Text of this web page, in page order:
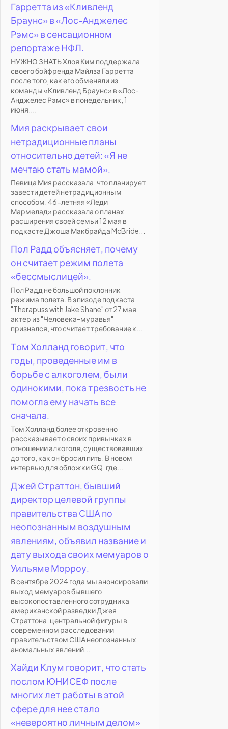
Гарретта из «Кливленд
Браунс» в «Лос-Анджелес
Рэмс» в сенсационном
репортаже НФЛ.
НУЖНО ЗНАТЬ Хлоя Ким поддержала
своего бойфренда Майлза Гарретта
после того, как его обменяли из
команды «Кливленд Браунс» в «Лос-
Анджелес Рэмс» в понедельник, 1
июня....
Мия раскрывает свои
нетрадиционные планы
относительно детей: «Я не
мечтаю стать мамой».
Певица Мия рассказала, что планирует
завести детей нетрадиционным
способом. 46-летняя «Леди
Мармелад» рассказала о планах
расширения своей семьи 12 мая в
подкасте Джоша Макбрайда McBride...
Пол Радд объясняет, почему
он считает режим полета
«бессмыслицей».
Пол Радд не большой поклонник
режима полета. В эпизоде подкаста
"Therapuss with Jake Shane" от 27 мая
актер из "Человека-муравья"
признался, что считает требование к...
Том Холланд говорит, что
годы, проведенные им в
борьбе с алкоголем, были
одинокими, пока трезвость не
помогла ему начать все
сначала.
Том Холланд более откровенно
рассказывает о своих привычках в
отношении алкоголя, существовавших
до того, как он бросил пить. В новом
интервью для обложки GQ, где...
Джей Страттон, бывший
директор целевой группы
правительства США по
неопознанным воздушным
явлениям, объявил название и
дату выхода своих мемуаров о
Уильяме Морроу.
В сентябре 2024 года мы анонсировали
выход мемуаров бывшего
высокопоставленного сотрудника
американской разведки Джея
Страттона, центральной фигуры в
современном расследовании
правительством США неопознанных
аномальных явлений...
Хайди Клум говорит, что стать
послом ЮНИСЕФ после
многих лет работы в этой
сфере для нее стало
«невероятно личным делом»